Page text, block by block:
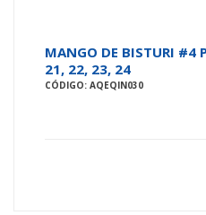
MANGO DE BISTURI #4
21, 22, 23, 24
CÓDIGO: AQEQIN030